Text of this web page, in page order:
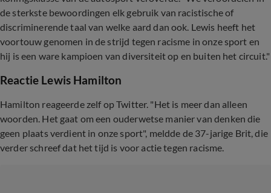
de sterkste bewoordingen elk gebruik van racistische of
discriminerende taal van welke aard dan ook. Lewis heeft het
voortouw genomen in de strijd tegen racisme in onze sport en
hij is een ware kampioen van diversiteit op en buiten het circuit."
Reactie Lewis Hamilton
Hamilton reageerde zelf op Twitter. "Het is meer dan alleen
woorden. Het gaat om een ouderwetse manier van denken die
geen plaats verdient in onze sport", meldde de 37-jarige Brit, die
verder schreef dat het tijd is voor actie tegen racisme.